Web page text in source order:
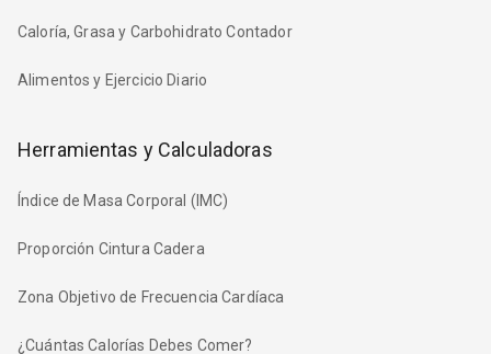
Caloría, Grasa y Carbohidrato Contador
Alimentos y Ejercicio Diario
Herramientas y Calculadoras
Índice de Masa Corporal (IMC)
Proporción Cintura Cadera
Zona Objetivo de Frecuencia Cardíaca
¿Cuántas Calorías Debes Comer?